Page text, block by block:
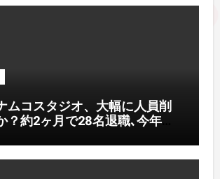
ムコスタジオ、大幅に人員削
？約2ヶ月で28名退職､今年度